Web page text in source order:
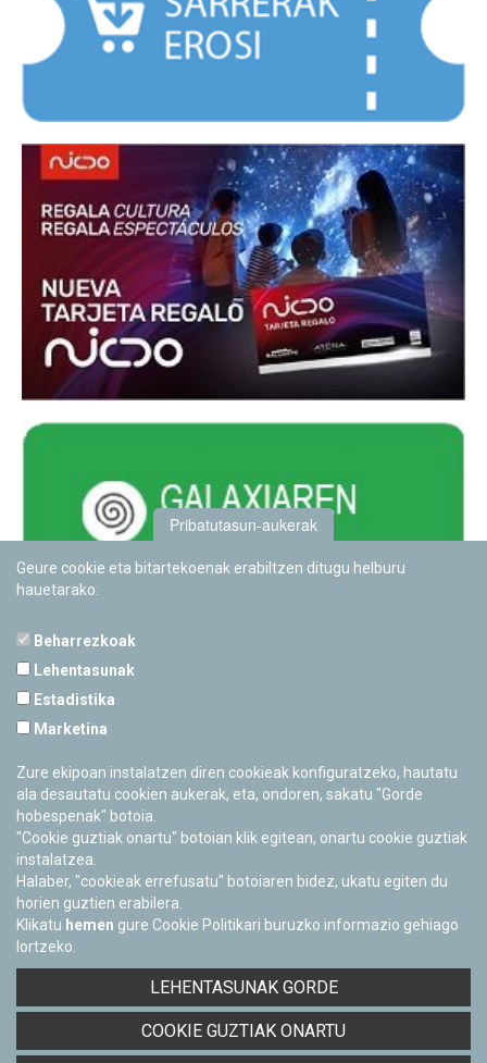
Cerrado Temporalmente
Facebook
Twitter
Youtube
Flickr
Pribatutasun-politika eta Lege-oharra
Pribatutasun-aukerak
Geure cookie eta bitartekoenak erabiltzen ditugu helburu
hauetarako:
Beharrezkoak
Lehentasunak
Estadistika
Marketina
Zure ekipoan instalatzen diren cookieak konfiguratzeko, hautatu
ala desautatu cookien aukerak, eta, ondoren, sakatu "Gorde
hobespenak" botoia.
"Cookie guztiak onartu" botoian klik egitean, onartu cookie guztiak
instalatzea.
Halaber, "cookieak errefusatu" botoiaren bidez, ukatu egiten du
horien guztien erabilera.
Klikatu hemen gure Cookie Politikari buruzko informazio gehiago
lortzeko.
LEHENTASUNAK GORDE
COOKIE GUZTIAK ONARTU